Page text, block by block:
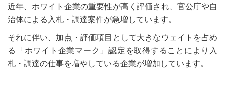
近年、ホワイト企業の重要性が高く評価され、官公庁や自
治体による入札・調達案件が急増しています。
それに伴い、加点・評価項目として大きなウェイトを占め
る「ホワイト企業マーク」認定を取得することにより入
札・調達の仕事を増やしている企業が増加しています。